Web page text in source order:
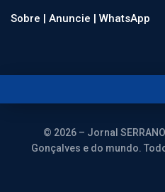
Sobre | Anuncie | WhatsApp
© 2026 – Jornal
Gonçalves e do mundo.